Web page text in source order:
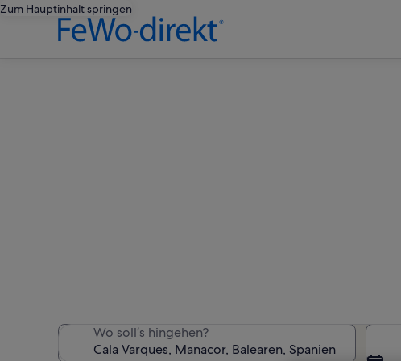
Zum Hauptinhalt springen
Wo soll’s hingehen?